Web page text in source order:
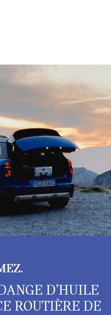
D’HUILE
ROUTIÈRE DE